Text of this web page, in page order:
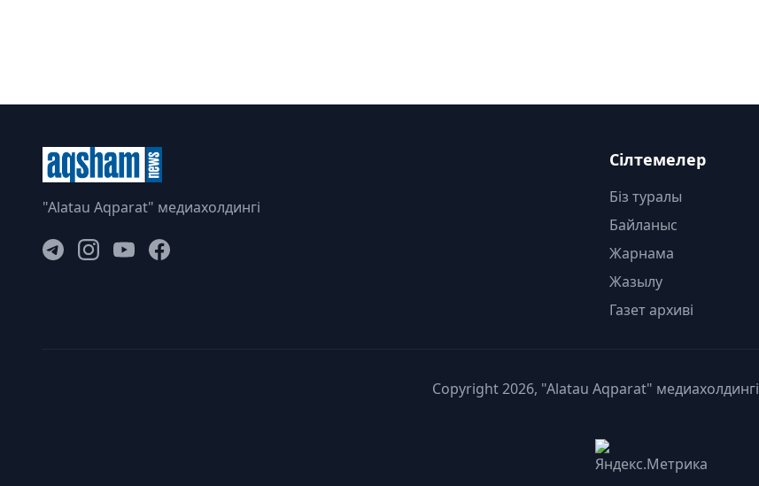
"Alatau Aqparat" медиахолдингі
Сілтемелер
Біз туралы
Байланыс
Жарнама
Жазылу
Газет архиві
Copyright 2026, "Alatau Aqparat" медиахолдингі